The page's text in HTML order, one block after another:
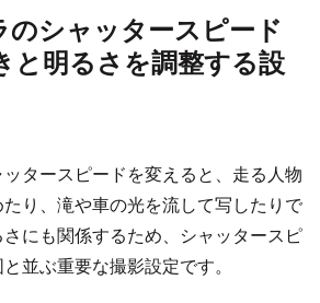
シャッタースピード
と明るさを調整する設
タースピードを変えると、走る人物
り、滝や車の光を流して写したりで
にも関係するため、シャッタースピ
並ぶ重要な撮影設定です。